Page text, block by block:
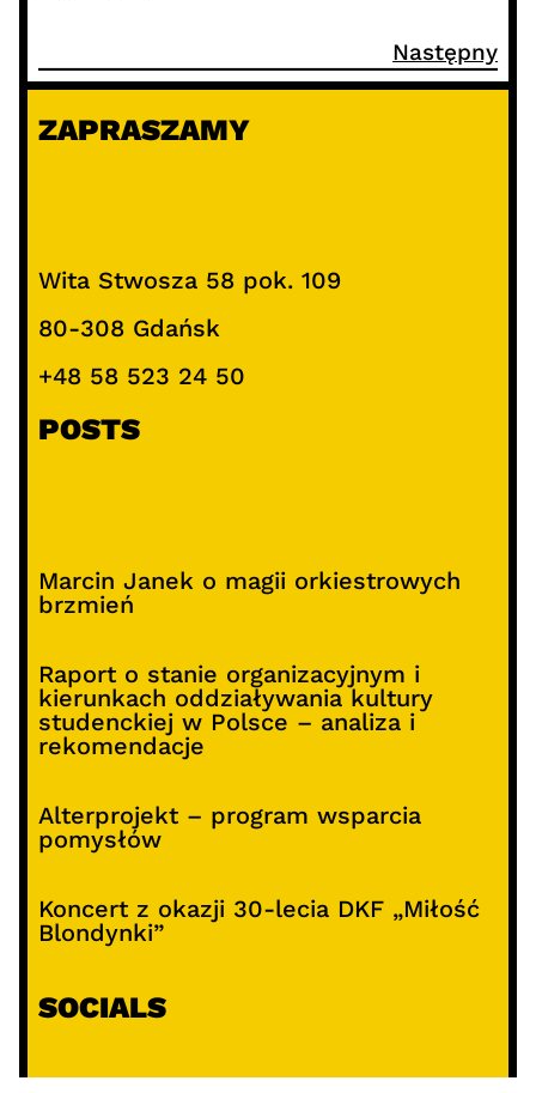
Następny
ZAPRASZAMY
Wita Stwosza 58 pok. 109
80-308 Gdańsk
+48 58 523 24 50
POSTS
Marcin Janek o magii orkiestrowych
brzmień
Raport o stanie organizacyjnym i
kierunkach oddziaływania kultury
studenckiej w Polsce – analiza i
rekomendacje
Alterprojekt – program wsparcia
pomysłów
Koncert z okazji 30-lecia DKF „Miłość
Blondynki”
SOCIALS